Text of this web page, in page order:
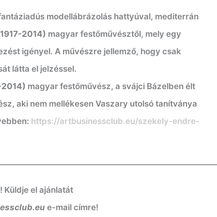
modellábrázolás hattyúval, mediterrán
2014) magyar festőművésztől, mely egy
igényel. A művészre jellemző, hogy csak
látta el jelzéssel.
2014) magyar festőművész, a svájci Bázelben élt
aki nem mellékesen Vaszary utolsó tanítványa
https://artbusinessclub.eu/szekely-endre-
Küldje el ajánlatát
e-mail címre!